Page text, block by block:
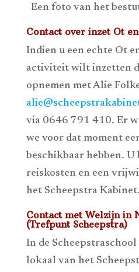
Een foto van het
Contact over inzet Ot
Indien u een echte Ot
activiteit wilt inzetten
opnemen met Alie
via 0646 791 410. Er
we voor dat moment
beschikbaar hebben. U
reiskosten en een
het Scheepstra Kabinet.
Contact met Welzijn in
(Trefpunt Scheepstra)
In de
lokaal van het